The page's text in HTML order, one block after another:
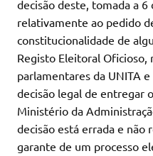
decisão deste, tomada a
relativamente ao pedido
constitucionalidade de
Registo Eleitoral Oficioso,
parlamentares da UNITA
decisão legal de entregar
Ministério da
decisão está errada e não
garante de um processo